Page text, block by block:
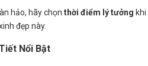
hảo, hãy chọn thời điểm lý tưởng khi
đẹp này.
Nổi Bật